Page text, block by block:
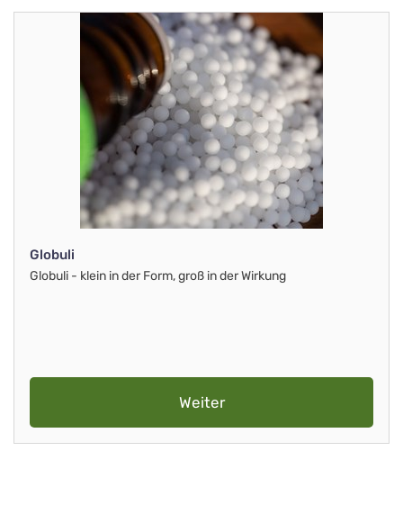
Globuli
Globuli - klein in der Form, groß in der Wirkung
Weiter